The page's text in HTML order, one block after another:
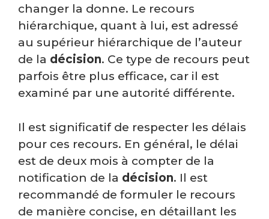
changer la donne. Le recours
hiérarchique, quant à lui, est adressé
au supérieur hiérarchique de l’auteur
de la décision. Ce type de recours peut
parfois être plus efficace, car il est
examiné par une autorité différente.
Il est significatif de respecter les délais
pour ces recours. En général, le délai
est de deux mois à compter de la
notification de la décision. Il est
recommandé de formuler le recours
de manière concise, en détaillant les